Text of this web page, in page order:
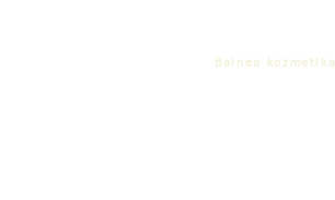
Balnea kozmetika